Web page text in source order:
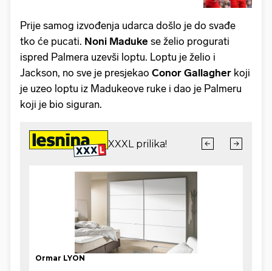
Prije samog izvođenja udarca došlo je do svađe
tko će pucati. Noni Maduke se želio progurati
ispred Palmera uzevši loptu. Loptu je želio i
Jackson, no sve je presjekao Conor Gallagher koji
je uzeo loptu iz Madukeove ruke i dao je Palmeru
koji je bio siguran.